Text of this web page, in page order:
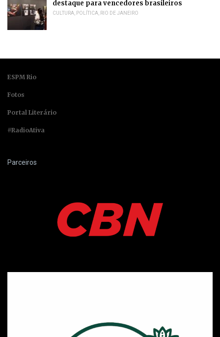
destaque para vencedores brasileiros
CULTURA POLÍTICA RIO DE JANEIRO
ESPM Rio
Fotos
Portal Literário
#RadioAtiva
Parceiros